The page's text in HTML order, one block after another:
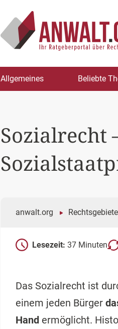
Allgemeines Beliebte
Sozialrecht
anwalt.org Rechtsgebiete
Lesezeit: 37 Minuten
Das Sozialrecht ist
einem jeden Bürger
Hand ermöglicht.